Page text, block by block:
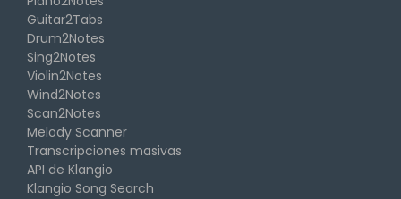
Guitar2Tabs
Drum2Notes
Sing2Notes
Violin2Notes
Wind2Notes
Scan2Notes
Melody Scanner
Transcripciones masivas
API de Klangio
Klangio Song Search